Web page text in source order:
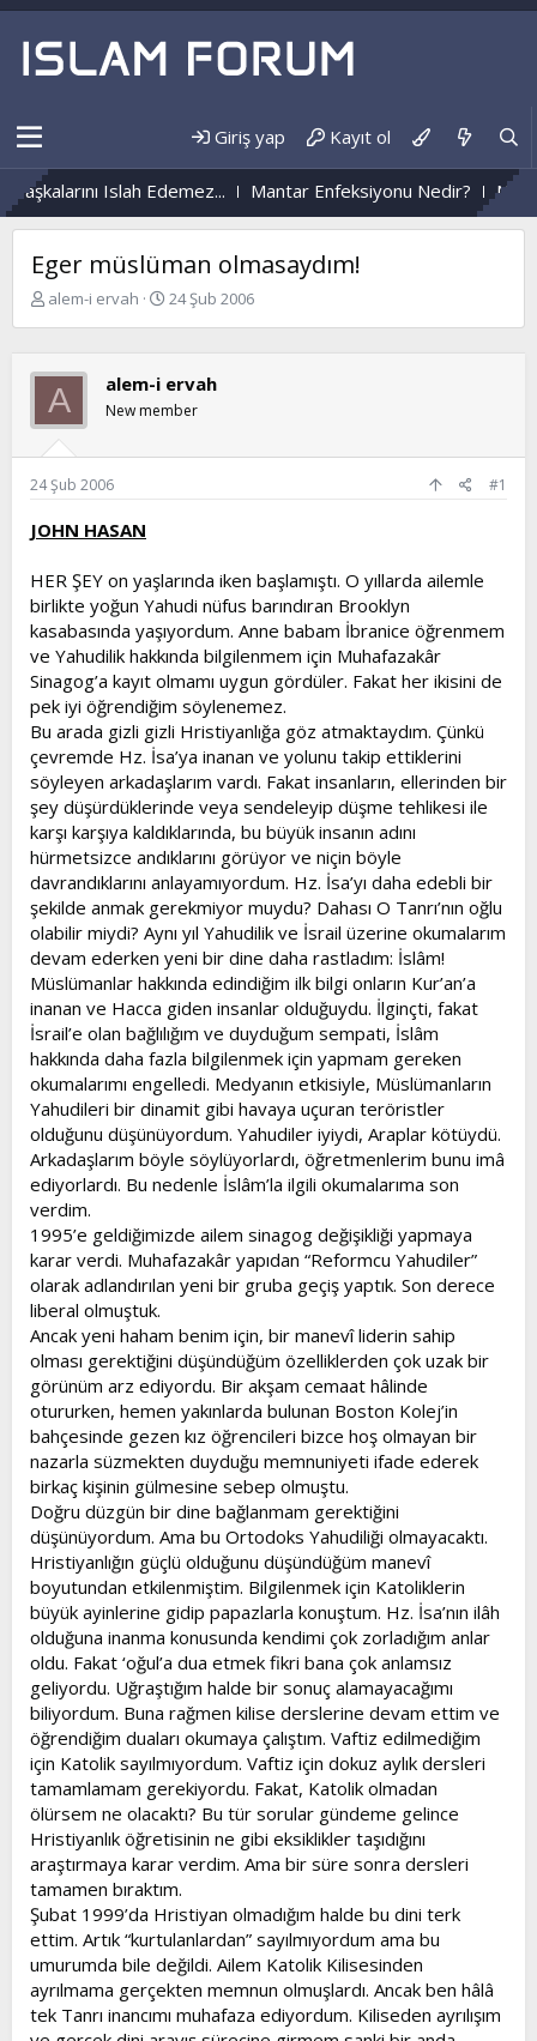
Giriş yap Kayıt ol
Islah Edemez... Mantar Enfeksiyonu Nedir? Nüzûlden
Eger müslüman olmasaydım!
K
u
y
u
b
ş
a
a
n
alem-i ervah
B
a
n
h
i
24 Şub 2006
A alem-i ervah
New member
24 Şub 2006 #1
JOHN HASAN
HER ŞEY on yaşlarında iken başlamıştı. O yıllarda ailemle
birlikte yoğun Yahudi nüfus barındıran Brooklyn
kasabasında yaşıyordum. Anne babam İbranice öğrenmem
ve Yahudilik hakkında bilgilenmem için Muhafazakâr
Sinagog’a kayıt olmamı uygun gördüler. Fakat her ikisini de
pek iyi öğrendiğim söylenemez.
Bu arada gizli gizli Hristiyanlığa göz atmaktaydım. Çünkü
çevremde Hz. İsa’ya inanan ve yolunu takip ettiklerini
söyleyen arkadaşlarım vardı. Fakat insanların, ellerinden bir
şey düşürdüklerinde veya sendeleyip düşme tehlikesi ile
karşı karşıya kaldıklarında, bu büyük insanın adını
hürmetsizce andıklarını görüyor ve niçin böyle
davrandıklarını anlayamıyordum. Hz. İsa’yı daha edebli bir
şekilde anmak gerekmiyor muydu? Dahası O Tanrı’nın oğlu
olabilir miydi? Aynı yıl Yahudilik ve İsrail üzerine okumalarım
devam ederken yeni bir dine daha rastladım: İslâm!
Müslümanlar hakkında edindiğim ilk bilgi onların Kur’an’a
inanan ve Hacca giden insanlar olduğuydu. İlginçti, fakat
İsrail’e olan bağlılığım ve duyduğum sempati, İslâm
hakkında daha fazla bilgilenmek için yapmam gereken
okumalarımı engelledi. Medyanın etkisiyle, Müslümanların
Yahudileri bir dinamit gibi havaya uçuran teröristler
olduğunu düşünüyordum. Yahudiler iyiydi, Araplar kötüydü.
Arkadaşlarım böyle söylüyorlardı, öğretmenlerim bunu imâ
ediyorlardı. Bu nedenle İslâm’la ilgili okumalarıma son
verdim.
1995’e geldiğimizde ailem sinagog değişikliği yapmaya
karar verdi. Muhafazakâr yapıdan “Reformcu Yahudiler”
olarak adlandırılan yeni bir gruba geçiş yaptık. Son derece
liberal olmuştuk.
Ancak yeni haham benim için, bir manevî liderin sahip
olması gerektiğini düşündüğüm özelliklerden çok uzak bir
görünüm arz ediyordu. Bir akşam cemaat hâlinde
otururken, hemen yakınlarda bulunan Boston Kolej’in
bahçesinde gezen kız öğrencileri bizce hoş olmayan bir
nazarla süzmekten duyduğu memnuniyeti ifade ederek
birkaç kişinin gülmesine sebep olmuştu.
Doğru düzgün bir dine bağlanmam gerektiğini
düşünüyordum. Ama bu Ortodoks Yahudiliği olmayacaktı.
Hristiyanlığın güçlü olduğunu düşündüğüm manevî
boyutundan etkilenmiştim. Bilgilenmek için Katoliklerin
büyük ayinlerine gidip papazlarla konuştum. Hz. İsa’nın ilâh
olduğuna inanma konusunda kendimi çok zorladığım anlar
oldu. Fakat ‘oğul’a dua etmek fikri bana çok anlamsız
geliyordu. Uğraştığım halde bir sonuç alamayacağımı
biliyordum. Buna rağmen kilise derslerine devam ettim ve
öğrendiğim duaları okumaya çalıştım. Vaftiz edilmediğim
için Katolik sayılmıyordum. Vaftiz için dokuz aylık dersleri
tamamlamam gerekiyordu. Fakat, Katolik olmadan
ölürsem ne olacaktı? Bu tür sorular gündeme gelince
Hristiyanlık öğretisinin ne gibi eksiklikler taşıdığını
araştırmaya karar verdim. Ama bir süre sonra dersleri
tamamen bıraktım.
Şubat 1999’da Hristiyan olmadığım halde bu dini terk
ettim. Artık “kurtulanlardan” sayılmıyordum ama bu
umurumda bile değildi. Ailem Katolik Kilisesinden
ayrılmama gerçekten memnun olmuşlardı. Ancak ben hâlâ
tek Tanrı inancımı muhafaza ediyordum. Kiliseden ayrılışım